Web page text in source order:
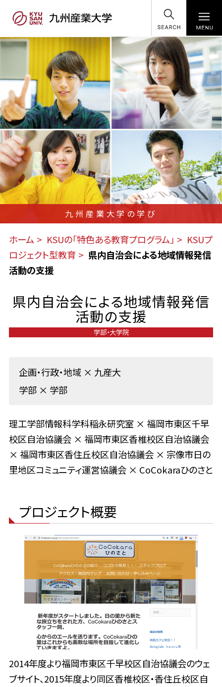
SEARCH
九州産業大学の学び
ホーム KSUの「特色ある教育プログラム」
KSUプ
ロジェクト型教育
県内自治会による地域情報発信
活動の支援
県内自治会による地域情報発信
活動の支援
学部・大学院
企画・行政・地域 × 九産大
学部 × 学部
理工学部情報科学科稲永研究室 × 福岡市東区千早
校区自治協議会 × 福岡市東区香椎校区自治協議会
× 福岡市東区香住丘校区自治協議会 × 宗像市日の
里地区コミュニティ運営協議会 × CoCokaraひのさと
プロジェクト概要
2014年度より福岡市東区千早校区自治協議会のウェ
ブサイト、2015年度より同区香椎校区・香住丘校区自